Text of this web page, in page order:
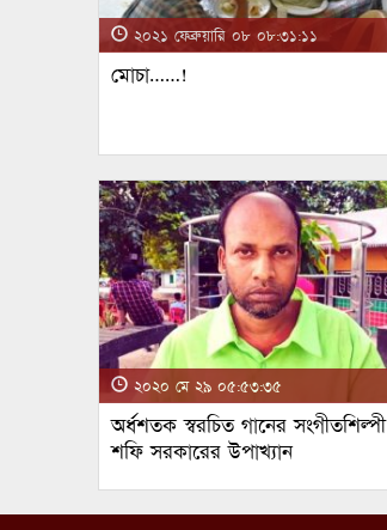
২০২১ ফেব্রুয়ারি ০৮ ০৮:৩১:১১
মোচা……!
২০২০ মে ২৯ ০৫:৫৩:৩৫
অর্ধশতক স্বরচিত গানের সংগীতশিল্পী
শফি সরকারের উপাখ্যান